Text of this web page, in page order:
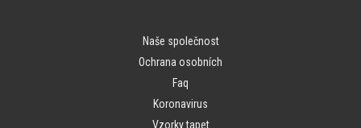
Naše společnost
Ochrana osobních
Faq
Koronavirus
Vzorky tapet